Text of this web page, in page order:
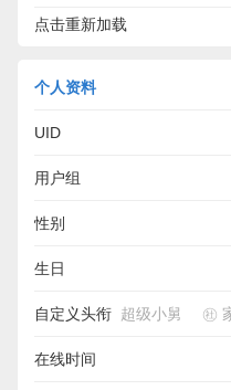
点击重新加载
个人资料
UID
用户组
性别
生日
自定义头衔 超级小舅 ㊓
在线时间